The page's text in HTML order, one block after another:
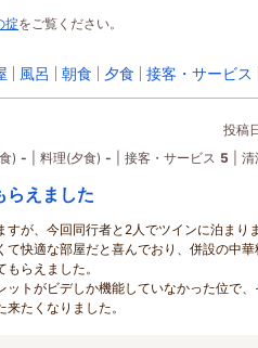
掟をご覧ください。
風呂 朝食 夕食 接客・サービス
投稿
) - 料理(夕食) - 接客・サービス 5 清
らえました
が、今回同行者と2人でツインに泊まり
て快適な部屋だと喜んでおり、併設の中
らえました。
ットがビデしか機能していなかった位で
たくなりました。